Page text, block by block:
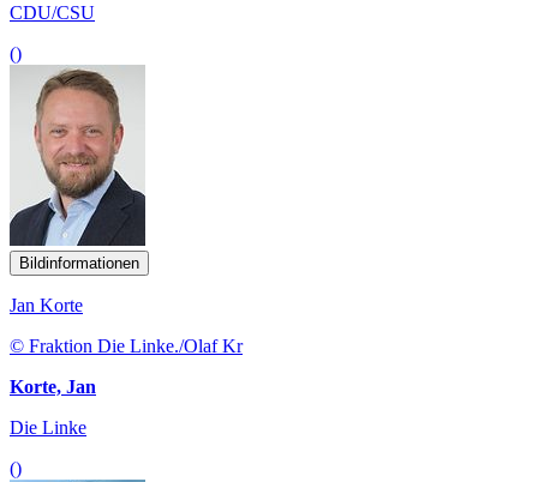
CDU/CSU
()
Bildinformationen
Jan Korte
© Fraktion Die Linke./Olaf Kr
Korte, Jan
Die Linke
()